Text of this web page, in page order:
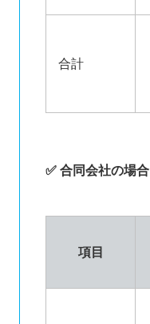
合計
✅ 合同会社の場合
項目